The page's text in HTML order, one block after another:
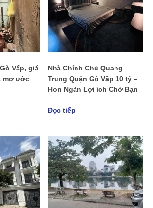
Vấp, giá
mơ ước
Nhà Chính Chủ Quang
Trung Quận Gò Vấp 10 tỷ –
Hơn Ngàn Lợi ích Chờ Bạn
Đọc tiếp